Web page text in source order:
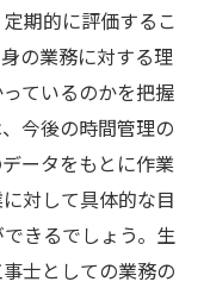
期的に評価するこ
の業務に対する理
ているのかを把握
今後の時間管理の
ータをもとに作業
対して具体的な目
きるでしょう。生
士としての業務の